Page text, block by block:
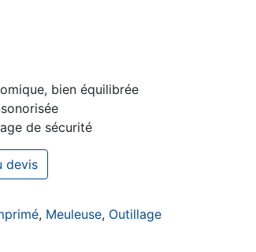
bien équilibrée
de sécurité
radiale 65 x 9½ mm
devis
, Meuleuse, Outillage